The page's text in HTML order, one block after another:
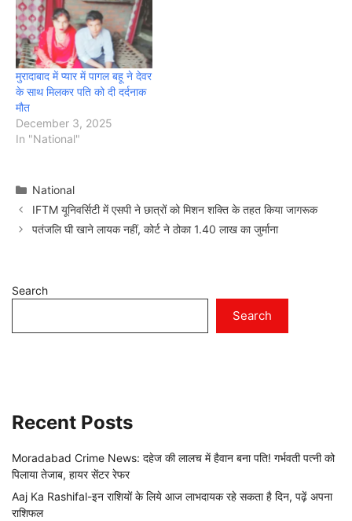
मुरादाबाद में प्यार में पागल बहू ने देवर
के साथ मिलकर पति को दी दर्दनाक
मौत
December 3, 2025
In "National"
Categories
National
IFTM यूनिवर्सिटी में एसपी ने छात्रों को मिशन शक्ति के तहत किया जागरूक
पतंजलि घी खाने लायक नहीं, कोर्ट ने ठोका 1.40 लाख का जुर्माना
Search
Search
Recent Posts
Moradabad Crime News: दहेज की लालच में हैवान बना पति! गर्भवती पत्नी को
पिलाया तेजाब, हायर सेंटर रेफर
Aaj Ka Rashifal-इन राशियों के लिये आज लाभदायक रहे सकता है दिन, पढ़ें अपना
राशिफल